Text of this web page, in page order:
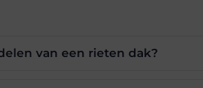
van een rieten dak?